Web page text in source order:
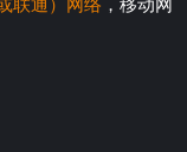
联通）网络 ，移动网